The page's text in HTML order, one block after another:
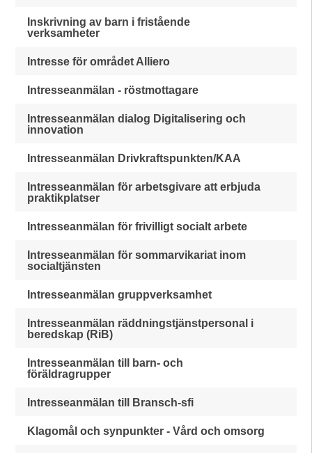
Inskrivning av barn i fristående
verksamheter
Intresse för området Alliero
Intresseanmälan - röstmottagare
Intresseanmälan dialog Digitalisering och
innovation
Intresseanmälan Drivkraftspunkten/KAA
Intresseanmälan för arbetsgivare att erbjuda
praktikplatser
Intresseanmälan för frivilligt socialt arbete
Intresseanmälan för sommarvikariat inom
socialtjänsten
Intresseanmälan gruppverksamhet
Intresseanmälan räddningstjänstpersonal i
beredskap (RiB)
Intresseanmälan till barn- och
föräldragrupper
Intresseanmälan till Bransch-sfi
Klagomål och synpunkter - Vård och omsorg